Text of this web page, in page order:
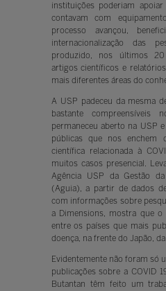
instituições poderiam
contavam com
processo avançou,
internacionalização das
produzido, nos últimos
artigos científicos e
mais diferentes áreas do
A USP padeceu da mesma
bastante compreensíveis
permaneceu aberto na USP
públicas que nos enchem
científica relacionada à
muitos casos presencial.
Agência USP da Gestão
(Aguia), a partir de dados
com informações sobre
a Dimensions, mostra que o
entre os países que mais
doença, na frente do Japão,
Evidentemente não foram só
publicações sobre a COVID
Butantan têm feito um